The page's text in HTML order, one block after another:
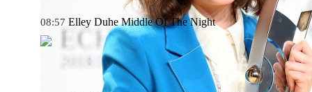
08:57 Elley Duhe Middle Of The Night